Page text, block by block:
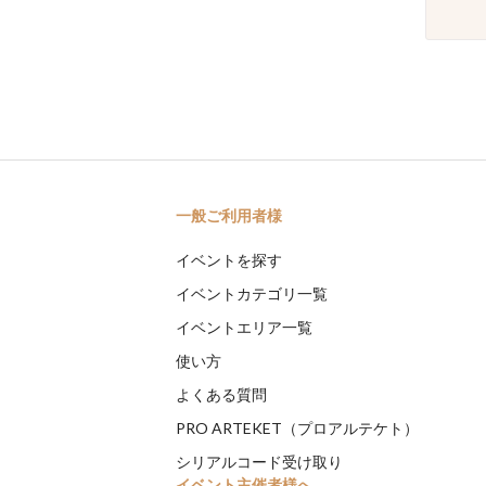
一般ご利用者様
イベントを探す
イベントカテゴリ一覧
イベントエリア一覧
使い方
よくある質問
PRO ARTEKET（プロアルテケト）
シリアルコード受け取り